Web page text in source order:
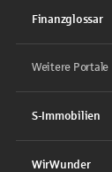
Finanzglossar
Weitere Portale
S-Immobilien
WirWunder